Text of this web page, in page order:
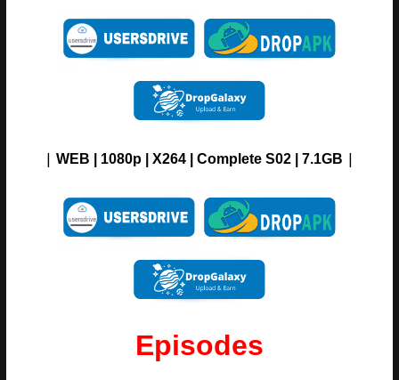
| WEB | 1080p | X264 | Complete S02 | 7.1GB |
Episodes